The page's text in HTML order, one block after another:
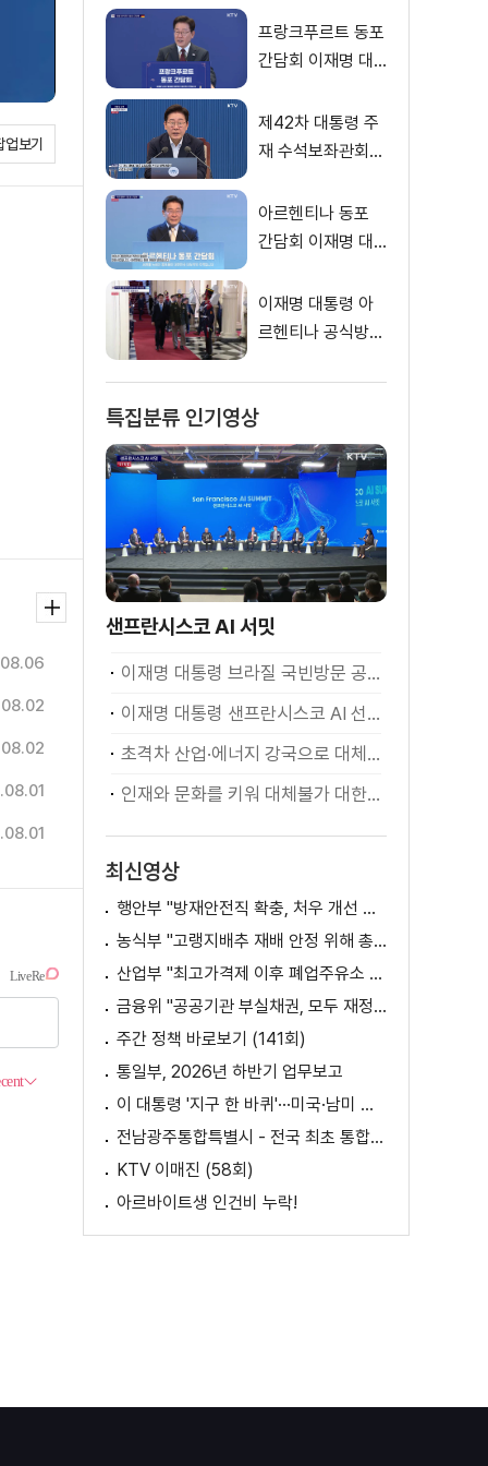
업보기
프랑크푸르트 동포
간담회 이재명 대
제42차 대통령 주
재 수석보좌관회의
두말씀
아르헨티나 동포
간담회 이재명 대
이재명 대통령 아
르헨티나 공식방문
특집분류 인기영상
샌프란시스코 AI 서밋
이재명 대통령 브라질 국빈방문 공식환영식
이재명 대통령 샌프란시스코 AI 선언
초격차 산업·에너지 강국으로 대체불가 대한민국 이재명 대통령 모두말씀
인재와 문화를 키워 대체불가 대한민국 이재명 대통령 모두말씀
최신영상
행안부 "방재안전직 확충, 처우 개선 등 위한 제도개선 추진"
농식부 "고랭지배추 재배 안정 위해 총력···배추가격 점차 안정세"
산업부 "최고가격제 이후 폐업주유소 증가? 사실 아냐"
금융위 "공공기관 부실채권, 모두 재정으로 보전되는 것 아냐"
주간 정책 바로보기 (141회)
통일부, 2026년 하반기 업무보고
이 대통령 '지구 한 바퀴'···미국·남미 순방 성과는? / AX 대전환의 시대! 국민 위한 적극 행정은?
전남광주통합특별시 - 전국 최초 통합돌봄 모델
KTV 이매진 (58회)
아르바이트생 인건비 누락!